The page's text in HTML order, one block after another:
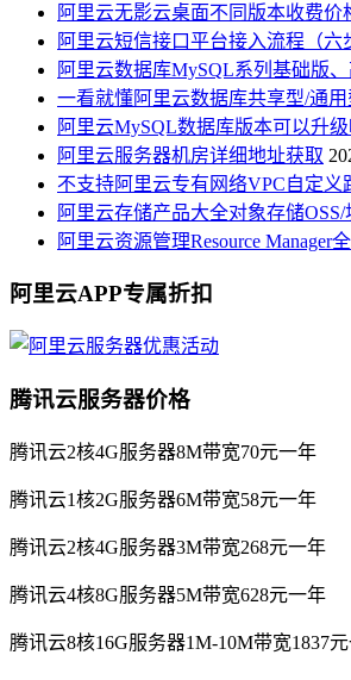
阿里云无影云桌面不同版本收费价
阿里云短信接口平台接入流程（六
阿里云数据库MySQL系列基础版
一看就懂阿里云数据库共享型/通
阿里云MySQL数据库版本可以升
阿里云服务器机房详细地址获取
不支持阿里云专有网络VPC自定义
阿里云存储产品大全对象存储
阿里云资源管理Resource
阿里云APP专属折扣
腾讯云服务器价格
腾讯云2核4G服务器8M带宽70元一年
腾讯云1核2G服务器6M带宽58元一年
腾讯云2核4G服务器3M带宽268元一年
腾讯云4核8G服务器5M带宽628元一年
腾讯云8核16G服务器1M-10M带宽1837